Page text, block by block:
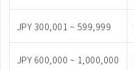
JPY 300,001 ~ 599,999
JPY 600,000 ~ 1,000,000